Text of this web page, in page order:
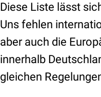
Diese Liste lässt
Uns fehlen
aber auch die
innerhalb
gleichen